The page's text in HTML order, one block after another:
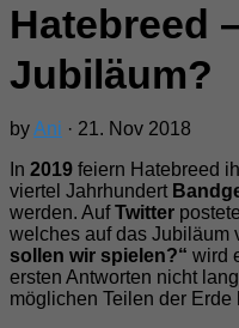
Hatebreed
Jubiläum?
byAni · 21. Nov 2018
In 2019 feiern Hatebreed
viertel Jahrhundert
werden. AufTwitter
welches auf das Jubiläum
sollen wir spielen?“ wird
ersten Antworten nicht
möglichen Teilen der